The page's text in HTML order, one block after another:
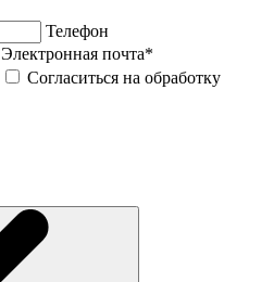
Телефон
Электронная почта*
Согласиться на обработку